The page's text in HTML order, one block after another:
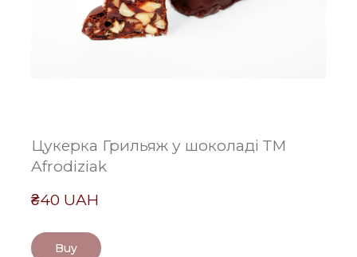
Цукерка Грильяж у шоколаді ТМ
Afrodiziak
₴40 UAH
Buy